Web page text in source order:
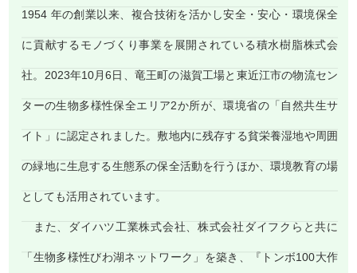
1954 年の創業以来、複合技術を活かし安全・安心・環境保全
に貢献するモノづくり事業を展開されている積水樹脂株式会
社。2023年10月6日、竜王町の滋賀工場と東近江市の物流セン
ターの生物多様性保全エリア2か所が、環境省の「自然共生サ
イト」に認定されました。敷地内に残存する貧栄養湿地や周囲
の緑地に生息する生態系の保全活動を行うほか、環境教育の場
としても活用されています。
また、ダイハツ工業株式会社、株式会社ダイフクらと共に
「生物多様性びわ湖ネットワーク」を築き、『トンボ100大作